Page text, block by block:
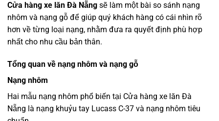
Cửa hàng xe lăn Đà Nẵng sẽ làm một bài so sánh nạng
nhôm và nạng gỗ để giúp quý khách hàng có cái nhìn rõ
hơn về từng loại nạng, nhằm đưa ra quyết định phù hợp
nhất cho nhu cầu bản thân.
Tổng quan về nạng nhôm và nạng gỗ
Nạng nhôm
Hai mẫu nạng nhôm phổ biến tại Cửa hàng xe lăn Đà
Nẵng là nạng khuỷu tay Lucass C-37 và nạng nhôm tiêu